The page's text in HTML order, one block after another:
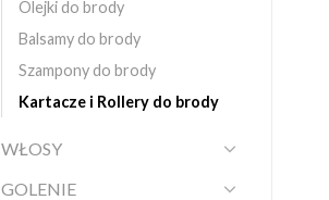
Olejki do brody
Balsamy do brody
Szampony do brody
Kartacze i Rollery do brody
WŁOSY
GOLENIE